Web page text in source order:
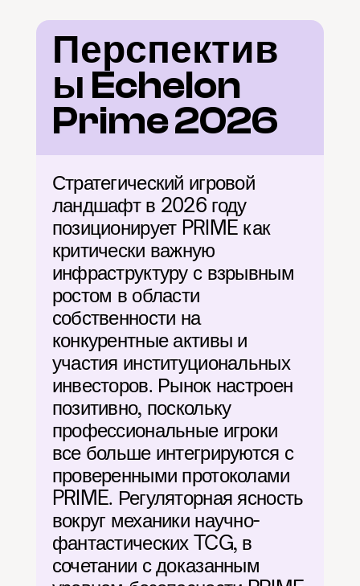
Перспектив
ы Echelon
Prime 2026
Стратегический игровой
ландшафт в 2026 году
позиционирует PRIME как
критически важную
инфраструктуру с взрывным
ростом в области
собственности на
конкурентные активы и
участия институциональных
инвесторов. Рынок настроен
позитивно, поскольку
профессиональные игроки
все больше интегрируются с
проверенными протоколами
PRIME. Регуляторная ясность
вокруг механики научно-
фантастических TCG, в
сочетании с доказанным